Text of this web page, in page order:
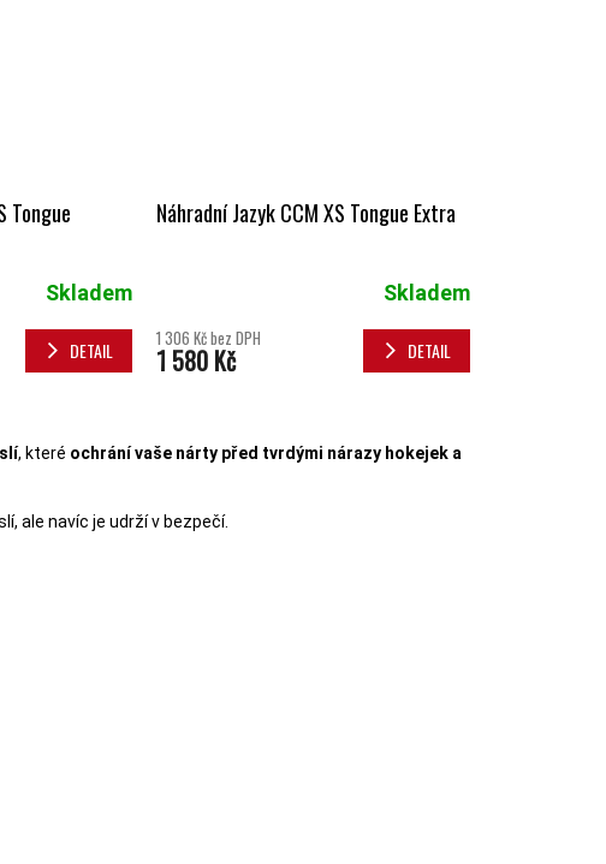
Tongue
Skladem
DETAIL
Náhradní Jazyk CCM XS Tongue Extra
Skladem
1 306 Kč bez DPH
1 580 Kč DETAIL
, které ochrání vaše nárty před tvrdými nárazy hokejek a
ale navíc je udrží v bezpečí.